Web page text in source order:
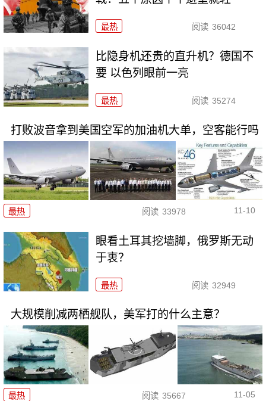
最热 阅读 36042
比隐身机还贵的直升机？德国不
要 以色列眼前一亮
最热 阅读 35274
打败波音拿到美国空军的加油机大单，空客能行吗
最热 阅读 33978 11-10
眼看土耳其挖墙脚，俄罗斯无动
于衷？
最热 阅读 32949
大规模削减两栖舰队，美军打的什么主意？
最热 阅读 35667 11-05